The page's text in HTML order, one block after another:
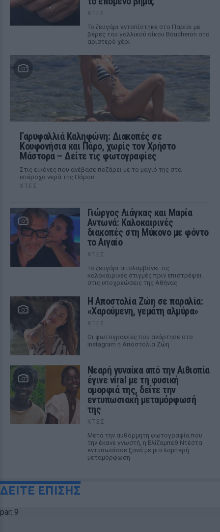
ΧΤΕΣ
Το ζευγάρι εντοπίστηκε στο Παρίσι με
βέρες του γαλλικού οίκου Boucheron στο
αριστερό χέρι
Γαρυφαλλιά Καληφώνη: Διακοπές σε
Κουφονήσια και Πάρο, χωρίς τον Χρήστο
Μάστορα – Δείτε τις φωτογραφίες
Στις εικόνες που ανέβασε ποζάρει με το μαγιό της στα
υπέροχα νερά της Πάρου
ΧΤΕΣ
Γιώργος Λιάγκας και Μαρία
Αντωνά: Καλοκαιρινές
διακοπές στη Μύκονο με φόντο
το Αιγαίο
ΧΤΕΣ
Το ζευγάρι απολαμβάνει τις
καλοκαιρινές στιγμές πριν επιστρέψει
στις υποχρεώσεις της Αθήνας
Η Αποστολία Ζώη σε παραλία:
«Χαρούμενη, γεμάτη αλμύρα»
ΧΤΕΣ
Οι φωτογραφίες που ανάρτησε στο
Instagram η Αποστολία Ζώη
Νεαρή γυναίκα από την Αιθιοπία
έγινε viral με τη φυσική
ομορφιά της, δείτε την
εντυπωσιακή μεταμόρφωσή
της
ΧΤΕΣ
Μετά την αυθόρμητη φωτογραφία που
την έκανε γνωστή, η Ελίζαμπεθ Ντέστα
εντυπωσίασε ξανά με μια λαμπερή
μεταμόρφωση
ΔΕΙΤΕ ΕΠΙΣΗΣ
par: 9